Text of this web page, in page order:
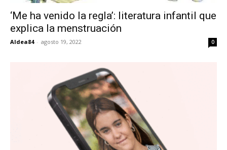
‘Me ha venido la regla’: literatura infantil que
explica la menstruación
Aldea84 - agosto 19, 2022 0